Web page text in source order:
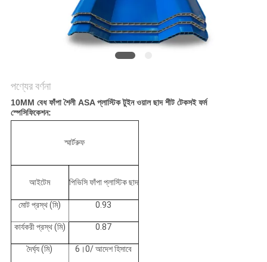
পণ্যের বর্ণনা
10MM বেধ ফাঁপা শৈলী ASA প্লাস্টিক টুইন ওয়াল ছাদ শীট টেকসই ফর্ম
স্পেসিফিকেশন:
স্মার্টরুফ
আইটেম পিভিসি ফাঁপা প্লাস্টিক ছাদ
মোট প্রস্থ (মি) 0.93
কার্যকরী প্রস্থ (মি) 0.87
দৈর্ঘ্য (মি) 6।0/ আদেশ হিসাবে